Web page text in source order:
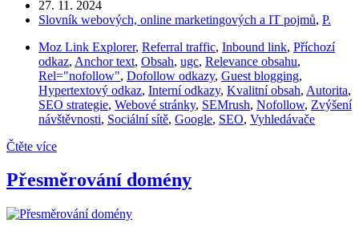
27. 11. 2024
Slovník webových, online marketingových a IT pojmů, P.
Moz Link Explorer, Referral traffic, Inbound link, Příchozí
odkaz, Anchor text, Obsah, ugc, Relevance obsahu,
Rel="nofollow", Dofollow odkazy, Guest blogging,
Hypertextový odkaz, Interní odkazy, Kvalitní obsah, Autorita,
SEO strategie, Webové stránky, SEMrush, Nofollow, Zvýšení
návštěvnosti, Sociální sítě, Google, SEO, Vyhledávače
Čtěte více
Přesměrování domény